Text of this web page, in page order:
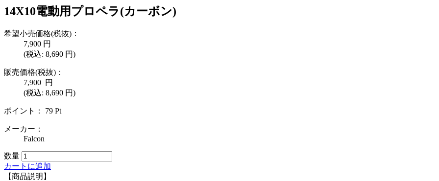
14X10電動用プロペラ(カーボン)
希望小売価格(税抜)：
7,900 円
(税込: 8,690 円)
販売価格(税抜)：
7,900 円
(税込: 8,690 円)
ポイント： 79 Pt
メーカー：
Falcon
数量
カートに追加
【商品説明】